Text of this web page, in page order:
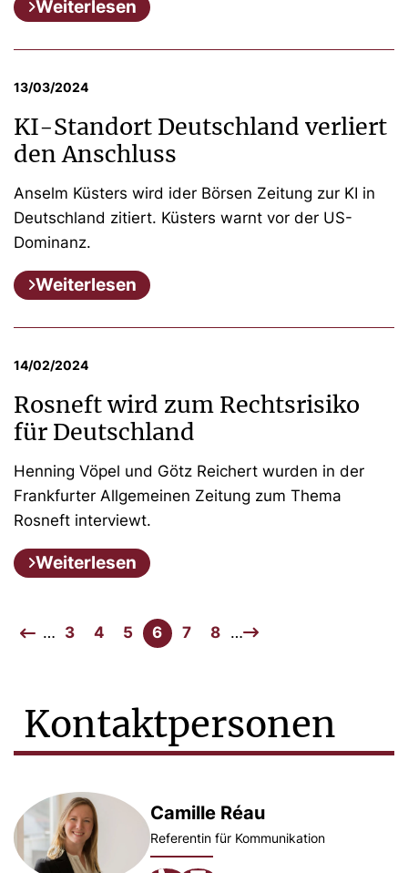
Weiterlesen
13/03/2024
KI-Standort Deutschland verliert
den Anschluss
Anselm Küsters wird ider Börsen Zeitung zur KI in
Deutschland zitiert. Küsters warnt vor der US-
Dominanz.
Weiterlesen
14/02/2024
Rosneft wird zum Rechtsrisiko
für Deutschland
Henning Vöpel und Götz Reichert wurden in der
Frankfurter Allgemeinen Zeitung zum Thema
Rosneft interviewt.
Weiterlesen
… 3 4 5 6 7 8 …
Kontaktpersonen
Camille Réau
Referentin für Kommunikation